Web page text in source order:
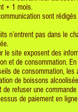
+ 1 mois.
sont
n’entrent pas dans le
site exposent des
et de consommation.
de consommation,
de boissons
de refuser une
de paiement en